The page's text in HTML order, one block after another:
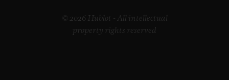
© 2026 Hublot - All intellectual
property rights reserved